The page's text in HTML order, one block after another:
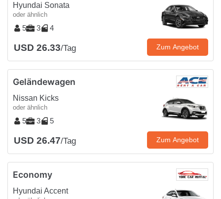
Hyundai Sonata
oder ähnlich
5 3 4
USD 26.33/Tag Zum Angebot
Geländewagen
Nissan Kicks
oder ähnlich
5 3 5
USD 26.47/Tag Zum Angebot
Economy
Hyundai Accent